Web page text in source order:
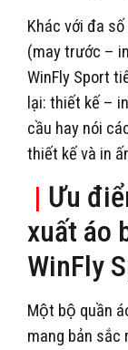
Khác với đa
(may trước –
WinFly Sport
lại: thiết kế –
cầu hay nói
thiết kế và in
| Ưu
xuất áo
WinFly
Một bộ quần
mang bản sắc